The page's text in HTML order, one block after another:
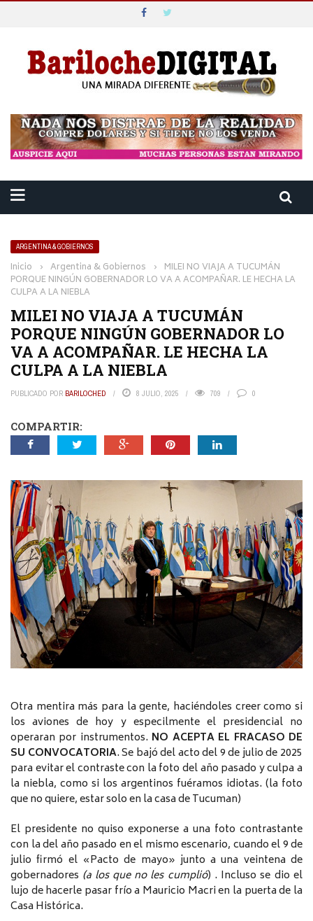
ARGENTINA & GOBIERNOS
Inicio › Argentina & Gobiernos › MILEI NO VIAJA A TUCUMÁN
PORQUE NINGÚN GOBERNADOR LO VA A ACOMPAÑAR. LE HECHA LA
CULPA A LA NIEBLA
MILEI NO VIAJA A TUCUMÁN
PORQUE NINGÚN GOBERNADOR LO
VA A ACOMPAÑAR. LE HECHA LA
CULPA A LA NIEBLA
PUBLICADO POR BARILOCHED 8 JULIO, 2025 709 0
COMPARTIR:
Otra mentira más para la gente, haciéndoles creer como si
los aviones de hoy y especilmente el presidencial no
operaran por instrumentos. NO ACEPTA EL FRACASO DE
SU CONVOCATORIA. Se bajó del acto del 9 de julio de 2025
para evitar el contraste con la foto del año pasado y culpa a
la niebla, como si los argentinos fuéramos idiotas. (la foto
que no quiere, estar solo en la casa de Tucuman)
El presidente no quiso exponerse a una foto contrastante
con la del año pasado en el mismo escenario, cuando el 9 de
julio firmó el «Pacto de mayo» junto a una veintena de
gobernadores (a los que no les cumplió) . Incluso se dio el
lujo de hacerle pasar frío a Mauricio Macri en la puerta de la
Casa Histórica.